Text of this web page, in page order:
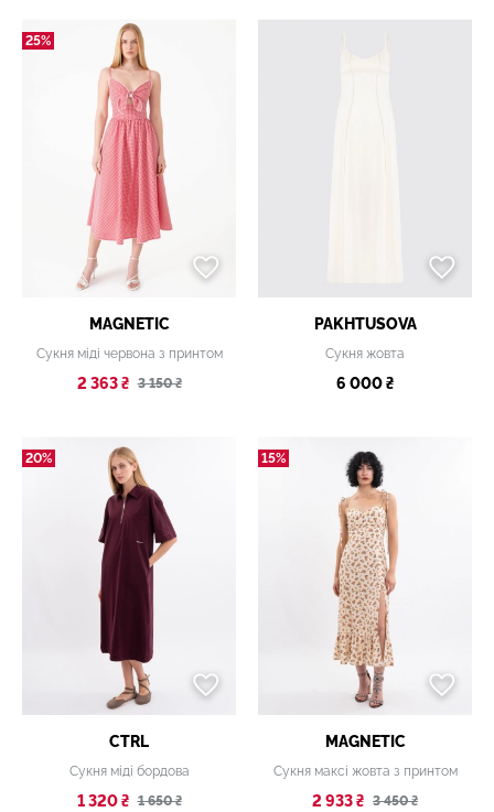
25%
MAGNETIC
Сукня міді червона з принтом
2 363 ₴ 3 150 ₴
PAKHTUSOVA
Сукня жовта
6 000 ₴
20%
CTRL
Сукня міді бордова
1 320 ₴ 1 650 ₴
15%
MAGNETIC
Сукня максі жовта з принтом
2 933 ₴ 3 450 ₴